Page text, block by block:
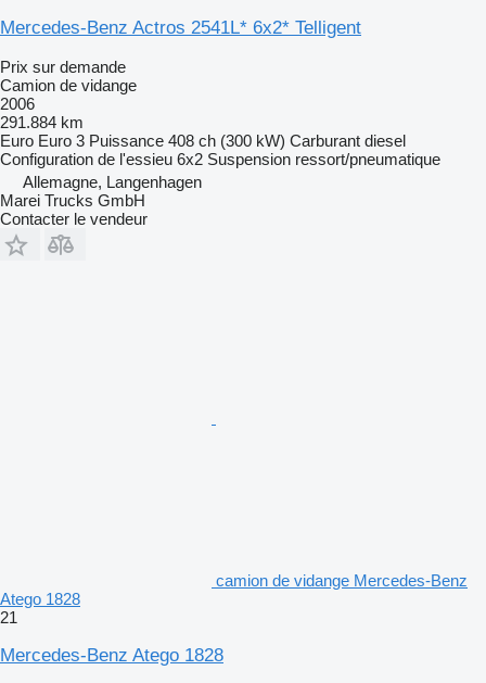
Mercedes-Benz Actros 2541L* 6x2* Telligent
Prix sur demande
Camion de vidange
2006
291.884 km
Euro Euro 3 Puissance 408 ch (300 kW) Carburant diesel
Configuration de l'essieu 6x2 Suspension ressort/pneumatique
Allemagne, Langenhagen
Marei Trucks GmbH
Contacter le vendeur
camion de vidange Mercedes-Benz
Atego 1828
21
Mercedes-Benz Atego 1828